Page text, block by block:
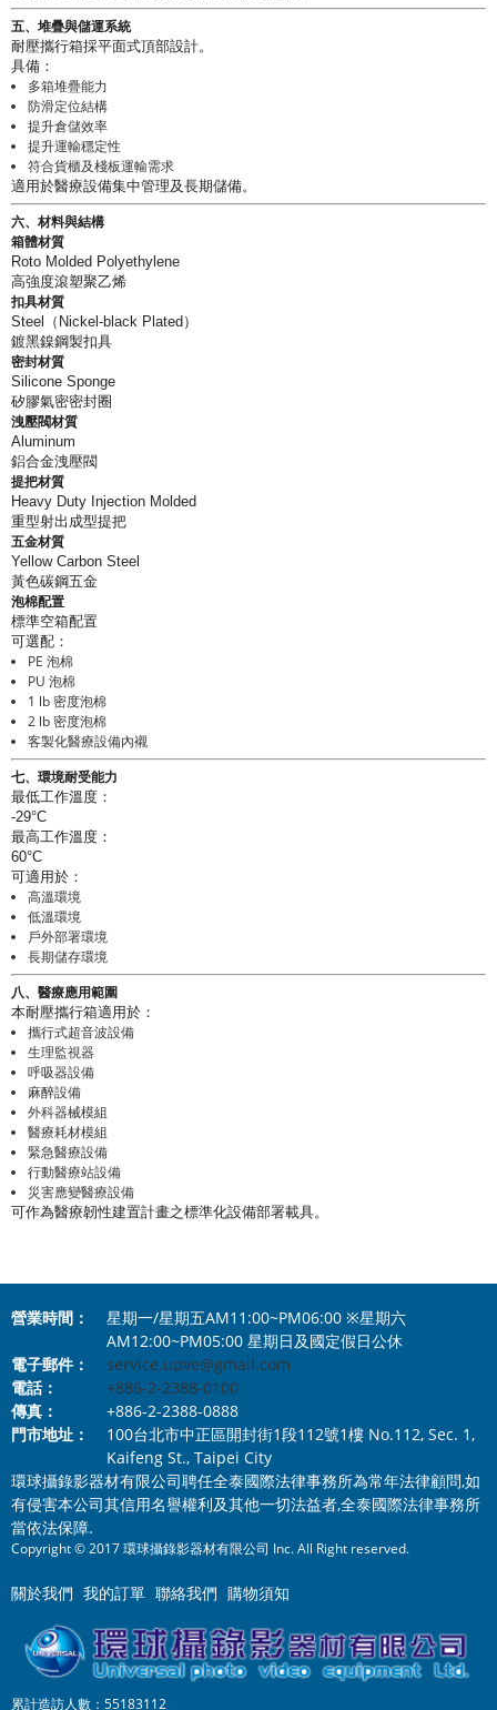
五、堆疊與儲運系統
耐壓攜行箱採平面式頂部設計。
具備：
多箱堆疊能力
防滑定位結構
提升倉儲效率
提升運輸穩定性
符合貨櫃及棧板運輸需求
適用於醫療設備集中管理及長期儲備。
六、材料與結構
箱體材質
Roto Molded Polyethylene
高強度滾塑聚乙烯
扣具材質
Steel（Nickel-black Plated）
鍍黑鎳鋼製扣具
密封材質
Silicone Sponge
矽膠氣密密封圈
洩壓閥材質
Aluminum
鋁合金洩壓閥
提把材質
Heavy Duty Injection Molded
重型射出成型提把
五金材質
Yellow Carbon Steel
黃色碳鋼五金
泡棉配置
標準空箱配置
可選配：
PE 泡棉
PU 泡棉
1 lb 密度泡棉
2 lb 密度泡棉
客製化醫療設備內襯
七、環境耐受能力
最低工作溫度：
-29°C
最高工作溫度：
60°C
可適用於：
高溫環境
低溫環境
戶外部署環境
長期儲存環境
八、醫療應用範圍
本耐壓攜行箱適用於：
攜行式超音波設備
生理監視器
呼吸器設備
麻醉設備
外科器械模組
醫療耗材模組
緊急醫療設備
行動醫療站設備
災害應變醫療設備
可作為醫療韌性建置計畫之標準化設備部署載具。
營業時間：
星期一/星期五AM11:00~PM06:00 ※星期六
AM12:00~PM05:00 星期日及國定假日公休
電子郵件：
service.upve@gmail.com
電話：
+886-2-2388-0100
傳真：
+886-2-2388-0888
門市地址：
100台北市中正區開封街1段112號1樓 No.112, Sec. 1,
Kaifeng St., Taipei City
環球攝錄影器材有限公司聘任全泰國際法律事務所為常年法律顧問,如
有侵害本公司其信用名譽權利及其他一切法益者,全泰國際法律事務所
當依法保障.
Copyright © 2017 環球攝錄影器材有限公司 Inc. All Right reserved.
關於我們 我的訂單 聯絡我們 購物須知
累計造訪人數：55183112